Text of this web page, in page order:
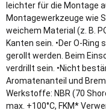
leichter für die Montage
Montagewerkzeuge wie
weichem Material (z. B.
Kanten sein. •Der O-
gerollt werden. Beim
verdrillt sein. •Nicht
Aromatenanteil und
Werkstoffe: NBR (70
max. +100°C, FKM*